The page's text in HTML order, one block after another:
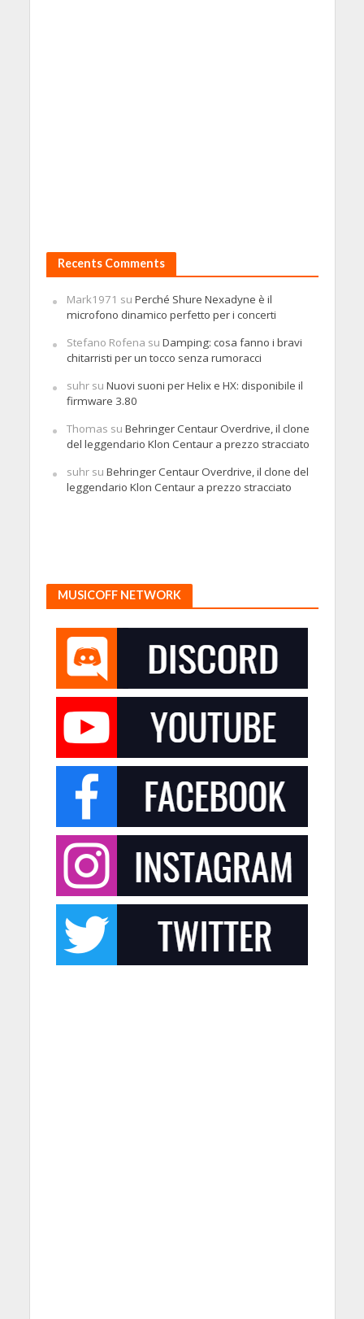
Recents Comments
Mark1971 su Perché Shure Nexadyne è il
microfono dinamico perfetto per i concerti
Stefano Rofena su Damping: cosa fanno i bravi
chitarristi per un tocco senza rumoracci
suhrsu Nuovi suoni per Helix e HX: disponibile il
firmware 3.80
Thomas su Behringer Centaur Overdrive, il clone
del leggendario Klon Centaur a prezzo stracciato
suhrsu Behringer Centaur Overdrive, il clone del
leggendario Klon Centaur a prezzo stracciato
MUSICOFF NETWORK